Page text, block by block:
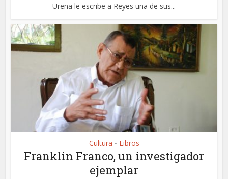
Ureña le escribe a Reyes una de sus...
Cultura • Libros
Franklin Franco, un investigador
ejemplar